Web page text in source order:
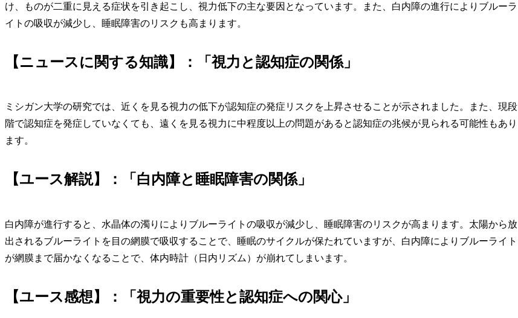
け、ものが二重に見える症状を引き起こし、視力低下の主な要因となっています。また、白内障の進行によりブルーラ
イトの吸収が減少し、睡眠障害のリスクも高まります。
【ニュースに関する知識】：「視力と認知症の関係」
ミシガン大学の研究では、近くを見る視力の低下が認知症の発症リスクを上昇させることが示されました。また、現段
階で認知症を発症していなくても、遠くを見る視力に中程度以上の問題があると認知症の兆候が見られる可能性もあり
ます。
【ユース解説】：「白内障と睡眠障害の関係」
白内障が進行すると、水晶体の濁りによりブルーライトの吸収が減少し、睡眠障害のリスクが高まります。太陽から放
出されるブルーライトを目の網膜で吸収することで、睡眠のサイクルが保たれていますが、白内障によりブルーライト
が網膜まで届かなくなることで、体内時計（日内リズム）が崩れてしまいます。
【ユース感想】：「視力の重要性と認知症への関心」